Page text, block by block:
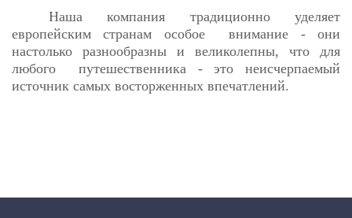
Наша компания традиционно уделяет
европейским странам особое внимание - они
настолько разнообразны и великолепны, что для
любого путешественника - это неисчерпаемый
источник самых восторженных впечатлений.